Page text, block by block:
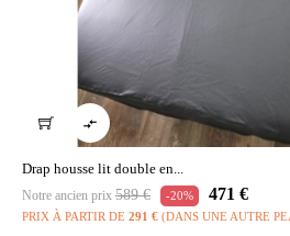

Drap housse lit double en...
Notre ancien prix Prix
habituel
589 € -20% Prix
471 €
PRIX À PARTIR DE 291 € (DANS UNE AUTRE